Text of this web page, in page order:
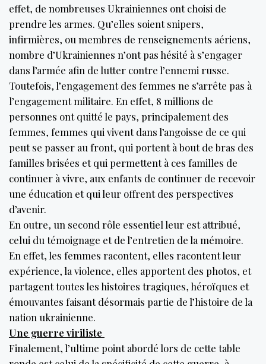
effet, de nombreuses Ukrainiennes ont choisi de
prendre les armes. Qu’elles soient snipers,
infirmières, ou membres de renseignements aériens,
nombre d’Ukrainiennes n’ont pas hésité à s’engager
dans l’armée afin de lutter contre l’ennemi russe.
Toutefois, l’engagement des femmes ne s’arrête pas à
l’engagement militaire. En effet, 8 millions de
personnes ont quitté le pays, principalement des
femmes, femmes qui vivent dans l’angoisse de ce qui
peut se passer au front, qui portent à bout de bras des
familles brisées et qui permettent à ces familles de
continuer à vivre, aux enfants de continuer de recevoir
une éducation et qui leur offrent des perspectives
d’avenir.
En outre, un second rôle essentiel leur est attribué,
celui du témoignage et de l’entretien de la mémoire.
En effet, les femmes racontent, elles racontent leur
expérience, la violence, elles apportent des photos, et
partagent toutes les histoires tragiques, héroïques et
émouvantes faisant désormais partie de l’histoire de la
nation ukrainienne.
Une guerre viriliste
Finalement, l’ultime point abordé lors de cette table